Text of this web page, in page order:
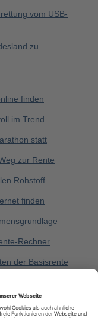
vom USB-
zu
finden
im Trend
statt
zur Rente
Rohstoff
finden
Rechner
der Basisrente
einholen